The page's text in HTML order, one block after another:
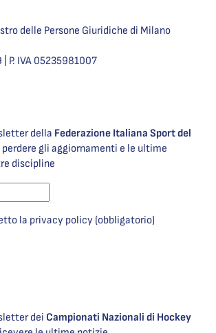
delle Persone Giuridiche di Milano
P. IVA 05235981007
della Federazione Italiana Sport del
perdere gli aggiornamenti e le ultime
discipline
la privacy policy (obbligatorio)
dei Campionati Nazionali di Hockey